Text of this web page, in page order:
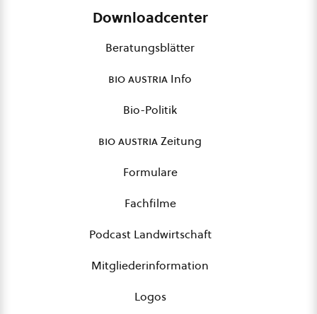
Downloadcenter
Beratungsblätter
bio austria Info
Bio-Politik
bio austriaZeitung
Formulare
Fachfilme
Podcast Landwirtschaft
Mitgliederinformation
Logos